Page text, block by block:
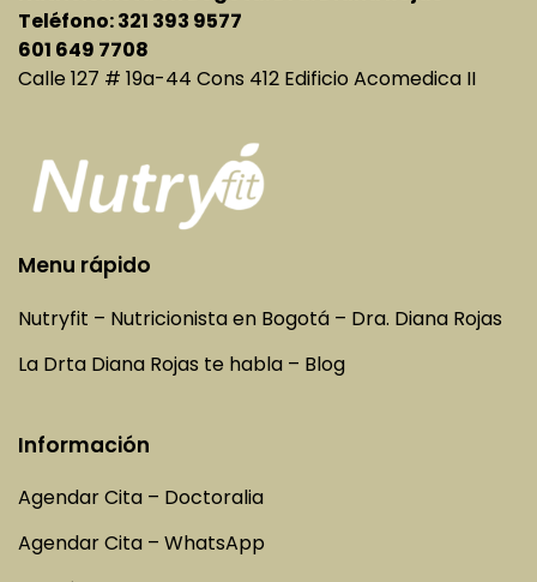
Teléfono: 321 393 9577
601 649 7708
Calle 127 # 19a-44 Cons 412 Edificio Acomedica II
Menu rápido
Nutryfit – Nutricionista en Bogotá – Dra. Diana Rojas
La Drta Diana Rojas te habla – Blog
Información
Agendar Cita – Doctoralia
Agendar Cita – WhatsApp